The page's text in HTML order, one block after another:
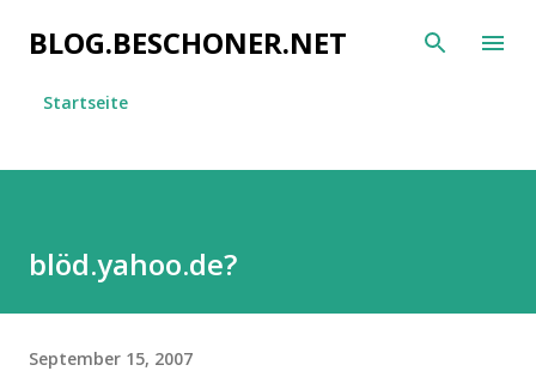
Direkt zum Hauptbereich
BLOG.BESCHONER.NET
Startseite
blöd.yahoo.de?
September 15, 2007